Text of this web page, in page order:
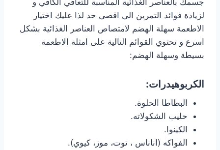
جسمك بالعناصر الغذائية المناسبة للتعافي الكافي و
لزيادة فوائد التمرين الى اقصى حد لذا عليك اختيار
الاطعمة سهلة الهضم لامتصاص العناصر الغذائية بشكل
اسرع و تحتوي القوائم التالية على امثلة الاطعمة
بسيطة وسهلة الهضم:
الكربوهيدرات:
البطاطا الحلوة.
حليب الشكولاته.
الكينوا.
الفواكه (اناناس ، توت، موز، كيوي).